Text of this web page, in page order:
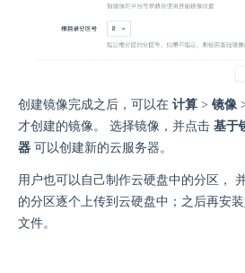
创建镜像完成之后，可以在 计算 > 镜像
才创建的镜像。 选择镜像，并点击 基于
器 可以创建新的云服务器。
用户也可以自己制作云硬盘中的分区，
的分区逐个上传到云硬盘中；之后再安
文件。